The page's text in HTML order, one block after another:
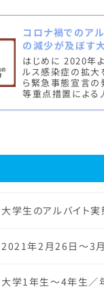
コロナ禍でのア
の減少が及ぼす
はじめに 2020年
ルス感染症の拡大
ら緊急事態宣言の
等重点措置による
大学生のアルバイト実
2021年2月26日～3
大学1年生～4年生／